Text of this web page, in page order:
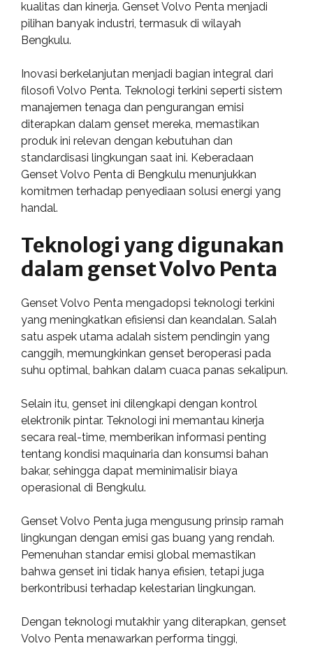
kualitas dan kinerja. Genset Volvo Penta menjadi
pilihan banyak industri, termasuk di wilayah
Bengkulu.
Inovasi berkelanjutan menjadi bagian integral dari
filosofi Volvo Penta. Teknologi terkini seperti sistem
manajemen tenaga dan pengurangan emisi
diterapkan dalam genset mereka, memastikan
produk ini relevan dengan kebutuhan dan
standardisasi lingkungan saat ini. Keberadaan
Genset Volvo Penta di Bengkulu menunjukkan
komitmen terhadap penyediaan solusi energi yang
handal.
Teknologi yang digunakan
dalam genset Volvo Penta
Genset Volvo Penta mengadopsi teknologi terkini
yang meningkatkan efisiensi dan keandalan. Salah
satu aspek utama adalah sistem pendingin yang
canggih, memungkinkan genset beroperasi pada
suhu optimal, bahkan dalam cuaca panas sekalipun.
Selain itu, genset ini dilengkapi dengan kontrol
elektronik pintar. Teknologi ini memantau kinerja
secara real-time, memberikan informasi penting
tentang kondisi maquinaria dan konsumsi bahan
bakar, sehingga dapat meminimalisir biaya
operasional di Bengkulu.
Genset Volvo Penta juga mengusung prinsip ramah
lingkungan dengan emisi gas buang yang rendah.
Pemenuhan standar emisi global memastikan
bahwa genset ini tidak hanya efisien, tetapi juga
berkontribusi terhadap kelestarian lingkungan.
Dengan teknologi mutakhir yang diterapkan, genset
Volvo Penta menawarkan performa tinggi,